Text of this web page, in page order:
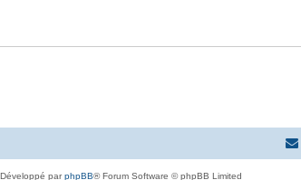
Développé parphpBB® Forum Software © phpBB Limited